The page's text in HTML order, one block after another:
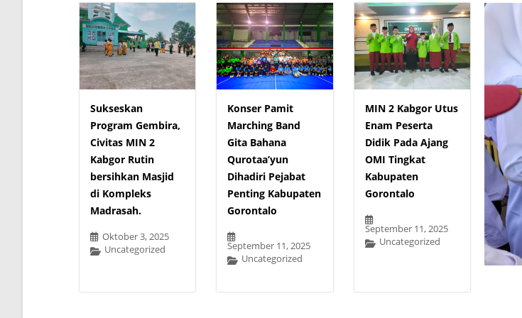
Sukseskan
Program Gembira,
Civitas MIN 2
Kabgor Rutin
bersihkan Masjid
di Kompleks
Madrasah.
Oktober 3, 2025
Uncategorized
Konser Pamit
Marching Band
Gita Bahana
Qurotaa’yun
Dihadiri Pejabat
Penting Kabupaten
Gorontalo
September 11, 2025
Uncategorized
MIN 2 Kabgor Utus
Enam Peserta
Didik Pada Ajang
OMI Tingkat
Kabupaten
Gorontalo
September 11, 2025
Uncategorized